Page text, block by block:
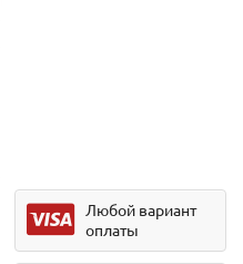
Любой вариант
оплаты